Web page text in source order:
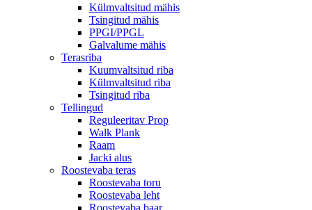
Külmvaltsitud mähis
Tsingitud mähis
PPGI/PPGL
Galvalume mähis
Terasriba
Kuumvaltsitud riba
Külmvaltsitud riba
Tsingitud riba
Tellingud
Reguleeritav Prop
Walk Plank
Raam
Jacki alus
Roostevaba teras
Roostevaba toru
Roostevaba leht
Roostevaba baar